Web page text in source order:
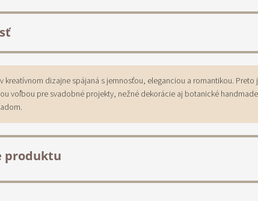
kreatívnom dizajne spájaná s jemnosťou, eleganciou a romantikou. Preto
voľbou pre svadobné projekty, nežné dekorácie aj botanické
produktu